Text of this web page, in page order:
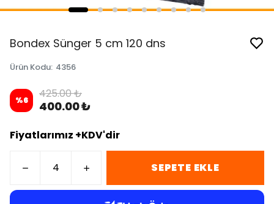
Bondex Sünger 5 cm 120 dns
Ürün Kodu: 4356
%6 425.00 ₺
400.00 ₺
Fiyatlarımız +KDV'dir
SEPETE EKLE